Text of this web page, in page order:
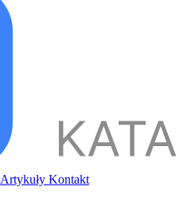
Artykuły Kontakt